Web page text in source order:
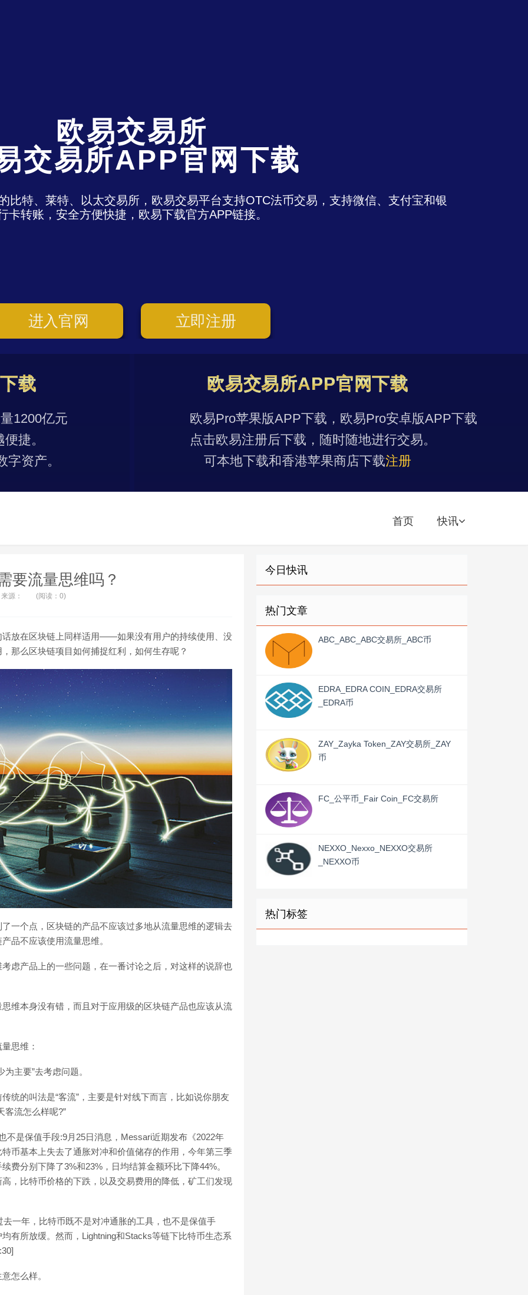
欧易交易所
交易所APP官网下载
比特、莱特、以太交易所，欧易交易平台支持OTC法币交易，支持微信、支付宝和银
卡转账，安全方便快捷，欧易下载官方APP链接。
进入官网 立即注册
载
1200亿元
捷。
资产。
欧易交易所APP官网下载
欧易Pro苹果版APP下载，欧易Pro安卓版APP下载
点击欧易注册后下载，随时随地进行交易。
可本地下载和香港苹果商店下载注册
首页 快讯
要流量思维吗？
来源： (阅读：0)
放在区块链上同样适用——如果没有用户的持续使用、没
那么区块链项目如何捕捉红利，如何生存呢？
一个点，区块链的产品不应该过多地从流量思维的逻辑去
品不应该使用流量思维。
虑产品上的一些问题，在一番讨论之后，对这样的说辞也
维本身没有错，而且对于应用级的区块链产品也应该从流
思维：
主要”去考虑问题。
统的叫法是“客流”，主要是针对线下而言，比如说你朋友
客流怎么样呢?”
是保值手段:9月25日消息，Messari近期发布《2022年
币基本上失去了通胀对冲和价值储存的作用，今年第三季
费分别下降了3%和23%，日均结算金额环比下降44%。
，比特币价格的下跌，以及交易费用的降低，矿工们发现
一年，比特币既不是对冲通胀的工具，也不是保值手
有所放缓。然而，Lightning和Stacks等链下比特币生态系
怎么样。
今日快讯
热门文章
ABC_ABC_ABC交易所_ABC币
EDRA_EDRA COIN_EDRA交易所
_EDRA币
ZAY_Zayka Token_ZAY交易所_ZAY
币
FC_公平币_Fair Coin_FC交易所
NEXXO_Nexxo_NEXXO交易所
_NEXXO币
热门标签